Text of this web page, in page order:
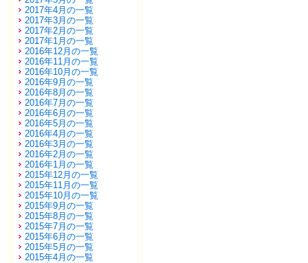
2017年4月の一覧
2017年3月の一覧
2017年2月の一覧
2017年1月の一覧
2016年12月の一覧
2016年11月の一覧
2016年10月の一覧
2016年9月の一覧
2016年8月の一覧
2016年7月の一覧
2016年6月の一覧
2016年5月の一覧
2016年4月の一覧
2016年3月の一覧
2016年2月の一覧
2016年1月の一覧
2015年12月の一覧
2015年11月の一覧
2015年10月の一覧
2015年9月の一覧
2015年8月の一覧
2015年7月の一覧
2015年6月の一覧
2015年5月の一覧
2015年4月の一覧